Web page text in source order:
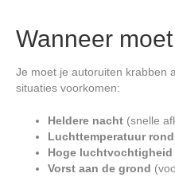
Wanneer
Je moet je autoruiten krabben
situaties voorkomen:
Heldere nacht (snelle
Luchttemperatuur rond
Hoge luchtvochtigheid
Vorst aan de grond